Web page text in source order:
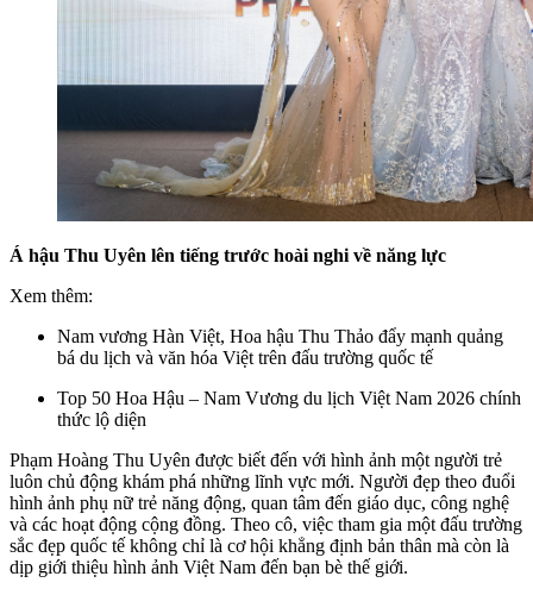
Á hậu Thu Uyên lên tiếng trước hoài nghi về năng lực
Xem thêm:
Nam vương Hàn Việt, Hoa hậu Thu Thảo đẩy mạnh quảng
bá du lịch và văn hóa Việt trên đấu trường quốc tế
Top 50 Hoa Hậu – Nam Vương du lịch Việt Nam 2026 chính
thức lộ diện
Phạm Hoàng Thu Uyên được biết đến với hình ảnh một người trẻ
luôn chủ động khám phá những lĩnh vực mới. Người đẹp theo đuổi
hình ảnh phụ nữ trẻ năng động, quan tâm đến giáo dục, công nghệ
và các hoạt động cộng đồng. Theo cô, việc tham gia một đấu trường
sắc đẹp quốc tế không chỉ là cơ hội khẳng định bản thân mà còn là
dịp giới thiệu hình ảnh Việt Nam đến bạn bè thế giới.